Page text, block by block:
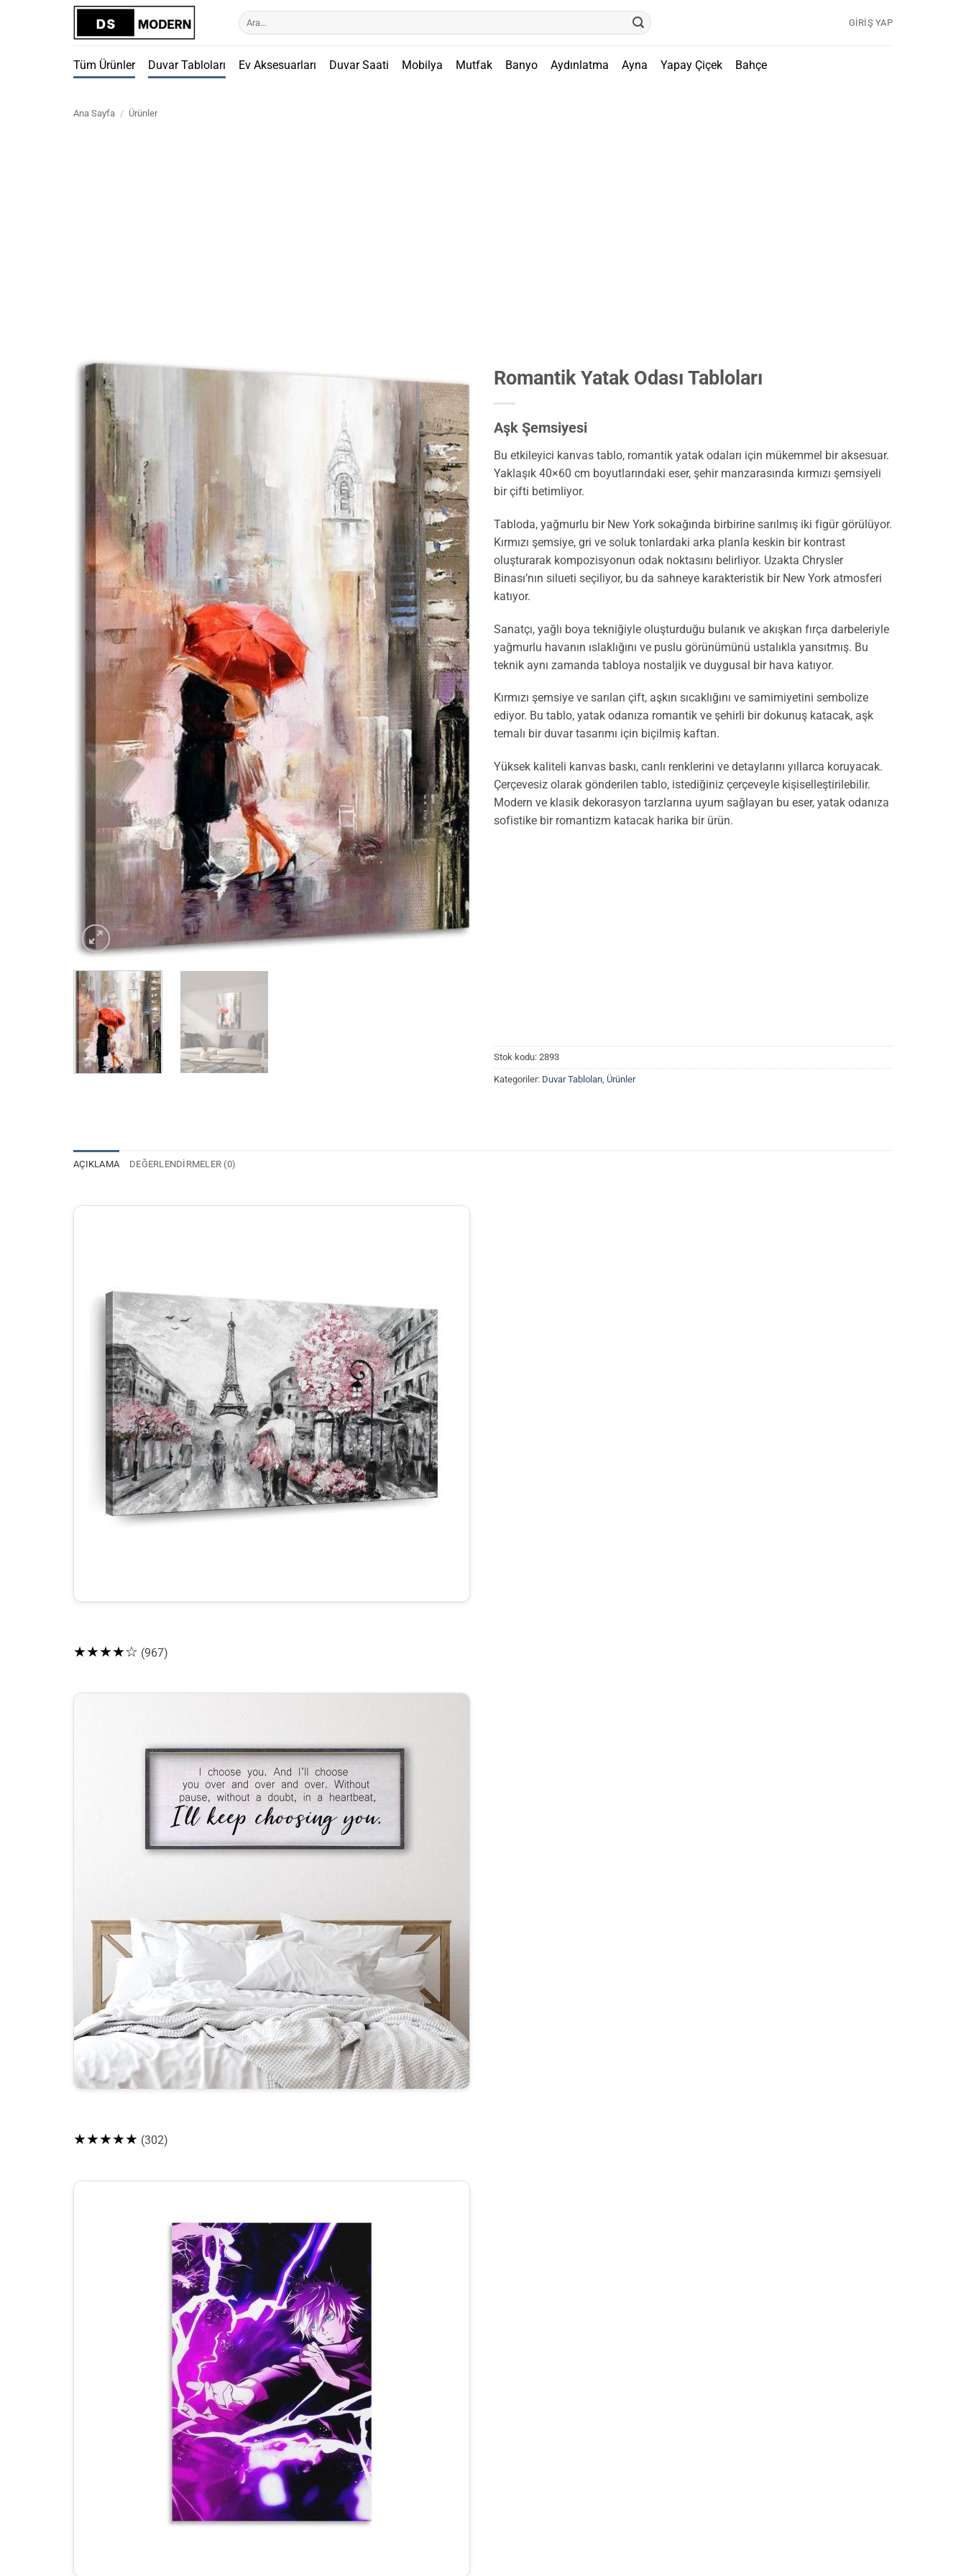
Ara:
GIRIŞ YAP
Tüm Ürünler Duvar Tabloları Ev Aksesuarları Duvar Saati Mobilya Mutfak Banyo Aydınlatma Ayna Yapay Çiçek Bahçe
Ana Sayfa / Ürünler
Romantik Yatak Odası Tabloları
Aşk Şemsiyesi
Bu etkileyici kanvas tablo, romantik yatak odaları için mükemmel bir aksesuar.
Yaklaşık 40×60 cm boyutlarındaki eser, şehir manzarasında kırmızı şemsiyeli
bir çifti betimliyor.
Tabloda, yağmurlu bir New York sokağında birbirine sarılmış iki figür görülüyor.
Kırmızı şemsiye, gri ve soluk tonlardaki arka planla keskin bir kontrast
oluşturarak kompozisyonun odak noktasını belirliyor. Uzakta Chrysler
Binası’nın silueti seçiliyor, bu da sahneye karakteristik bir New York atmosferi
katıyor.
Sanatçı, yağlı boya tekniğiyle oluşturduğu bulanık ve akışkan fırça darbeleriyle
yağmurlu havanın ıslaklığını ve puslu görünümünü ustalıkla yansıtmış. Bu
teknik aynı zamanda tabloya nostaljik ve duygusal bir hava katıyor.
Kırmızı şemsiye ve sarılan çift, aşkın sıcaklığını ve samimiyetini sembolize
ediyor. Bu tablo, yatak odanıza romantik ve şehirli bir dokunuş katacak, aşk
temalı bir duvar tasarımı için biçilmiş kaftan.
Yüksek kaliteli kanvas baskı, canlı renklerini ve detaylarını yıllarca koruyacak.
Çerçevesiz olarak gönderilen tablo, istediğiniz çerçeveyle kişiselleştirilebilir.
Modern ve klasik dekorasyon tarzlarına uyum sağlayan bu eser, yatak odanıza
sofistike bir romantizm katacak harika bir ürün.
Stok kodu: 2893
Kategoriler: Duvar Tabloları Ürünler
AÇIKLAMA DEĞERLENDIRMELER (0)
★★★★☆ (967)
★★★★★ (302)